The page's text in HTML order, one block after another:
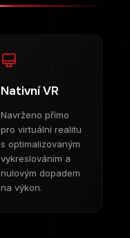
Nativní VR
Navrženo přímo
pro virtuální realitu
s optimalizovaným
vykreslováním a
nulovým dopadem
na výkon.